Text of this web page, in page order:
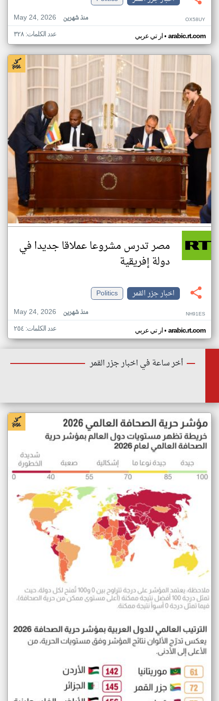
May 24, 2026
منذ شهرين OX58UY
ار تي عربي• arabic.rt.com عدد الكلمات: ٣٢٨
مصر تدرس مشروعا عملاقا جديدا في
دولة إفريقية
اخبار جزر القمر
Politics
May 24, 2026
منذ شهرين NH91ES
ار تي عربي• arabic.rt.com عدد الكلمات: ٢٥٤
أخر ساعة في اخبار جزر القمر